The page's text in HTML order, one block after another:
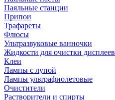
Паяльные станции
Припои
Трафареты
Флюсы
Ультразвуковые ванночки
Жидкости для очистки дисплеев
Клеи
Лампы с лупой
Лампы ультрафиолетовые
Очистители
Растворители и спирты